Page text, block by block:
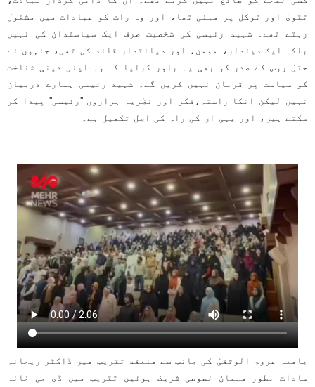
تقویٰ اور توکل پر مبنی تھا، اور وہ رات کو عبادات میں مشغول
رہتے تھے۔ شہید رئیسی کی شخصیت صرف ایک سیاستدان کی نہیں
بلکہ ایک دیندار، مومن، اور دیانتدار قائد کی تھی، جنہوں نے
حتیٰ روس کے صدر کو بھی یہ باور کرایا کہ وہ اپنی دینی شناخت
کو سیاست پر قربان نہیں کریں گے۔ شہید رئیسی ہمارے درمیان
نہیں لیکن انکا راستہ،فکر اور نظریہ ہزاروں ''رئیسی'' پیدا کر
سکتے ہیں، اور یہی ان کی راہ کی اصل تکمیل ہے۔
جامعہ عروۃ الوثقیٰ کی جانب سے منعقد تقریب میں ڈاکٹر ریحانہ
سادات بطور مہمان خصوصی شریک ہوئیں تقریب میں ڈی جی خانہ